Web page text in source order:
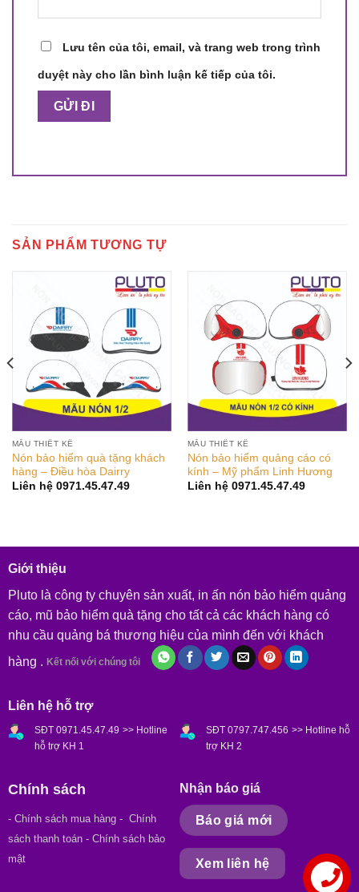
Lưu tên của tôi, email, và trang web trong trình
duyệt này cho lần bình luận kế tiếp của tôi.
SẢN PHẨM TƯƠNG TỰ
MẪU THIẾT KẾ
Nón bảo hiểm quà tặng khách
hàng – Điều hòa Dairry
Liên hệ 0971.45.47.49
MẪU THIẾT KẾ
Nón bảo hiểm quảng cáo có
kính – Mỹ phẩm Linh Hương
Liên hệ 0971.45.47.49
Giới thiệu
Pluto là công ty chuyên sản xuất, in ấn nón bảo hiểm quảng
cáo, mũ bảo hiểm quà tặng cho tất cả các khách hàng có
nhu cầu quảng bá thương hiệu của mình đến với khách
hàng . Kết nối với chúng tôi
Liên hệ hỗ trợ
SĐT 0971.45.47.49 >> Hotline
hỗ trợ KH 1
SĐT 0797.747.456 >> Hotline hỗ
trợ KH 2
Chính sách
- Chính sách mua hàng - Chính
sách thanh toán - Chính sách bảo
mật
Nhận báo giá
Báo giá mới
Xem liên hệ